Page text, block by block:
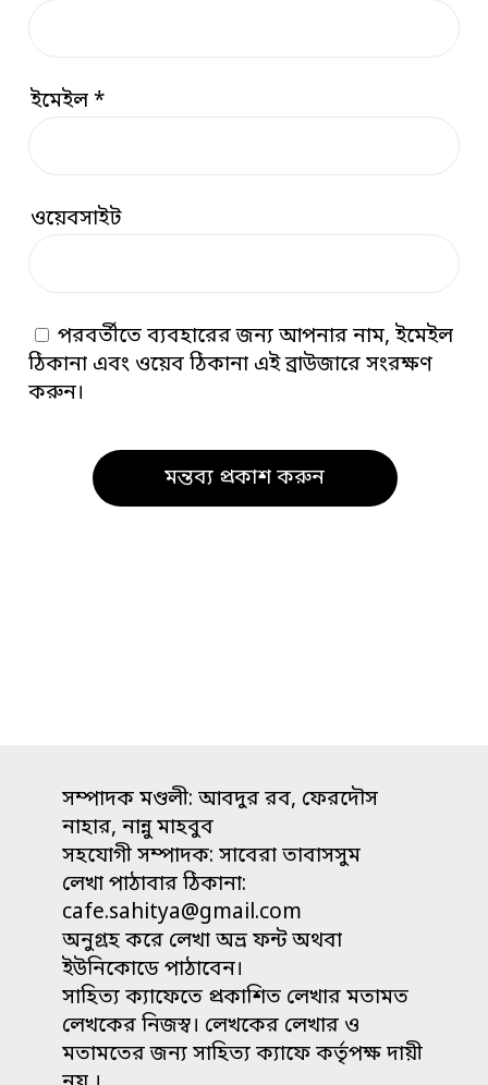
ইমেইল*
ওয়েবসাইট
পরবর্তীতে ব্যবহারের জন্য আপনার নাম, ইমেইল
ঠিকানা এবং ওয়েব ঠিকানা এই ব্রাউজারে সংরক্ষণ
করুন।
সম্পাদক মণ্ডলী: আবদুর রব, ফেরদৌস
নাহার, নান্নু মাহবুব
সহযোগী সম্পাদক: সাবেরা তাবাসসুম
লেখা পাঠাবার ঠিকানা:
cafe.sahitya@gmail.com
অনুগ্রহ করে লেখা অভ্র ফন্ট অথবা
ইউনিকোডে পাঠাবেন।
সাহিত্য ক্যাফেতে প্রকাশিত লেখার মতামত
লেখকের নিজস্ব। লেখকের লেখার ও
মতামতের জন্য সাহিত্য ক্যাফে কর্তৃপক্ষ দায়ী